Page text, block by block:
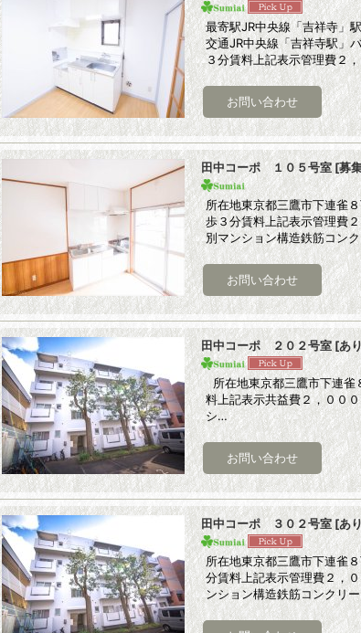
最寄駅JR中央線「吉祥寺」
交通JR中央線「吉祥寺駅」
３分賃料上記表示管理費２
田中コーポ １０５号室[募
所在地東京都三鷹市下連雀
歩３分賃料上記表示管理費
別マンション構造鉄筋コン
田中コーポ ２０２号室 [あ
所在地東京都三鷹市下連雀
料上記表示共益費２，００
シ…
田中コーポ ３０２号室 [あ
所在地東京都三鷹市下連雀
分賃料上記表示管理費２，
ンション構造鉄筋コンクリ